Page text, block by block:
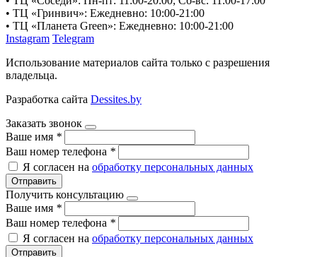
• ТЦ «Гринвич»: Ежедневно: 10:00-21:00
• ТЦ «Планета Green»: Ежедневно: 10:00-21:00
Instagram Telegram
Использование материалов сайта только с разрешения
владельца.
Разработка сайта Dessites.by
Заказать звонок
Ваше имя *
Ваш номер телефона *
Я согласен на обработку персональных данных
Отправить
Получить консультацию
Ваше имя *
Ваш номер телефона *
Я согласен на обработку персональных данных
Отправить